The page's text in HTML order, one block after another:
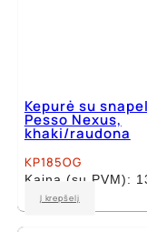
Kepurė su
Pesso Nexus,
khaki/raudona
KP185OG
Kaina (su PVM):
Į krepšelį